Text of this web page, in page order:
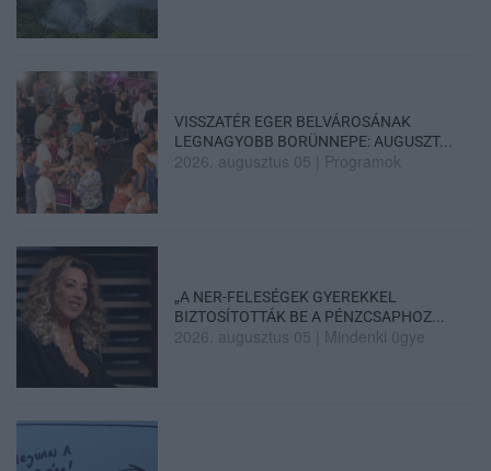
VISSZATÉR EGER BELVÁROSÁNAK
LEGNAGYOBB BORÜNNEPE: AUGUSZT...
2026. augusztus 05 Programok
„A NER-FELESÉGEK GYEREKKEL
BIZTOSÍTOTTÁK BE A PÉNZCSAPHOZ...
2026. augusztus 05 Mindenki ügye